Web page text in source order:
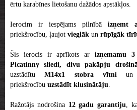
ērtu karabīnes lietošanu dažādos apstākļos.
Ierocim ir iespējams pilnībā izņemt
priekšrocību, ļaujot vieglāk un rūpīgāk
Šis ierocis ir aprīkots ar izņemamu
Picatinny sliedi, divu pakāpju
uzstādītuM14x1 stobra vītni
priekšrocību uzstādīt klusinātāju.
Ražotājs nodrošina 12 gadu garantiju,